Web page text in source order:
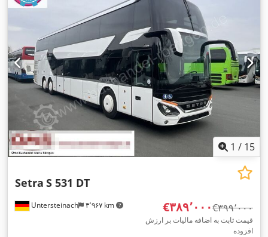
1 / 15
Untersteinach ۳٬۹۶۷ km
Setra S 531 DT
‎€۳۸۹٬۰۰۰ ‎€۳۹۹٬۰۰۰
قیمت ثابت به اضافه مالیات بر ارزش
افزوده